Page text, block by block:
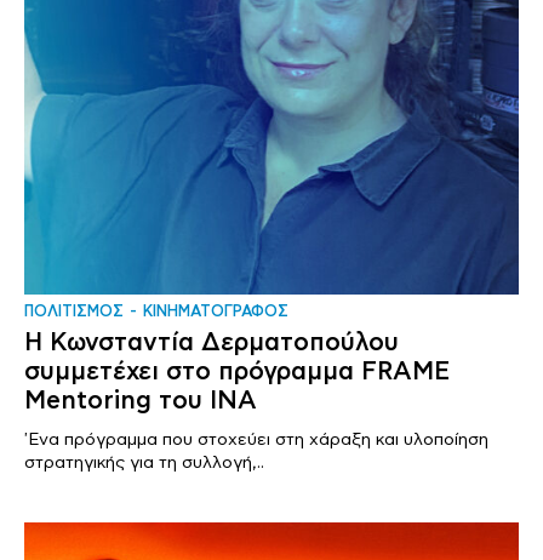
ΠΟΛΙΤΙΣΜΟΣ ΚΙΝΗΜΑΤΟΓΡΑΦΟΣ
Η Κωνσταντία Δερματοπούλου
συμμετέχει στο πρόγραμμα FRAME
Mentoring του ΙΝΑ
'Ενα πρόγραμμα που στοχεύει στη χάραξη και υλοποίηση
στρατηγικής για τη συλλογή,..